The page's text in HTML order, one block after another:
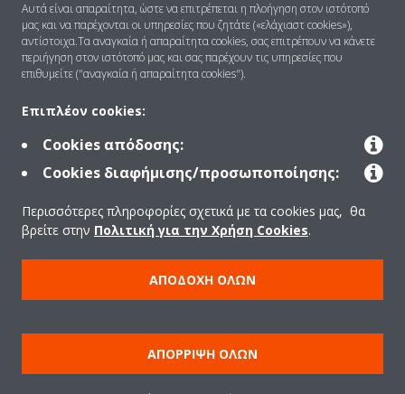
Ποιοι είμαστε
Λύσεις
Επικοινωνία
Προϊόντα
Πολιτική Προστασίας Δεδομένων
Εταιρική δεοντολογία
Data Act
Αυτά είναι απαραίτητα, ώστε να επιτρέπεται η πλοήγηση στον ιστότοπό
μας και να παρέχονται οι υπηρεσίες που ζητάτε («ελάχιαστ cookies»),
αντίστοιχα.Τα αναγκαία ή απαραίτητα cookies, σας επιτρέπουν να κάνετε
περιήγηση στον ιστότοπό μας και σας παρέχουν τις υπηρεσίες που
επιθυμείτε ("αναγκαία ή απαραίτητα cookies").
Επιπλέον cookies:
Cookies απόδοσης:
Cookies διαφήμισης/προσωποποίησης:
Περισσότερες πληροφορίες σχετικά με τα cookies μας, θα
βρείτε στην Πολιτική για την Χρήση Cookies.
ΑΠΟΔΟΧΉ ΌΛΩΝ
ΑΠΌΡΡΙΨΗ ΌΛΩΝ